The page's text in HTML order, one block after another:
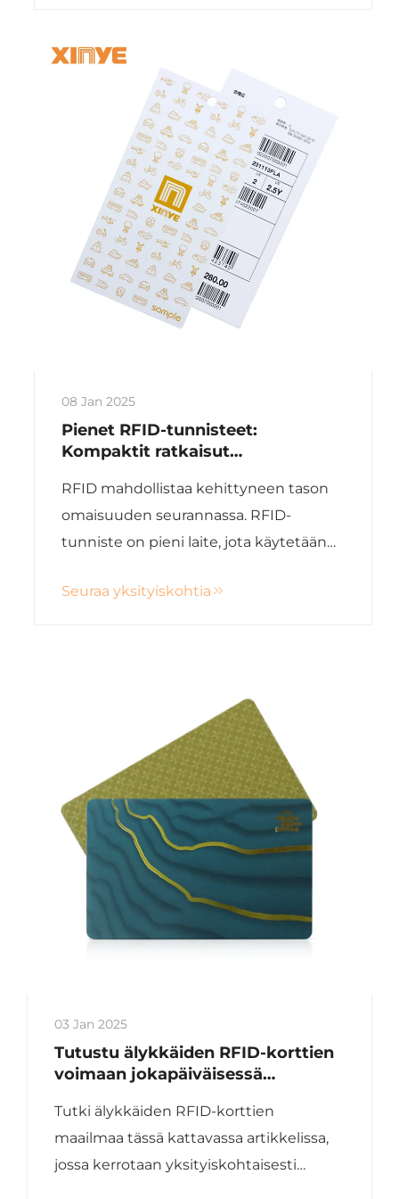
myötä.
08 Jan 2025
Pienet RFID-tunnisteet:
Kompaktit ratkaisut
RFID mahdollistaa kehittyneen tason
omaisuuden seurannassa. RFID-
tunniste on pieni laite, jota käytetään
istutetaan tai kiinnitetään esineeseen.
Seuraa yksityiskohtia
03 Jan 2025
Tutustu älykkäiden RFID-korttien
voimaan jokapäiväisessä
Tutki älykkäiden RFID-korttien
maailmaa tässä kattavassa artikkelissa,
jossa kerrotaan yksityiskohtaisesti